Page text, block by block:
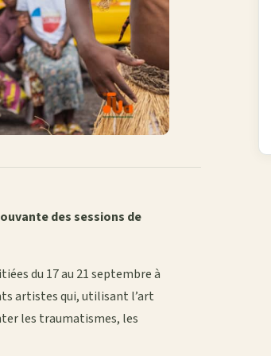
des sessions de
du 17 au 21 septembre à
artistes qui, utilisant l’art
les traumatismes, les